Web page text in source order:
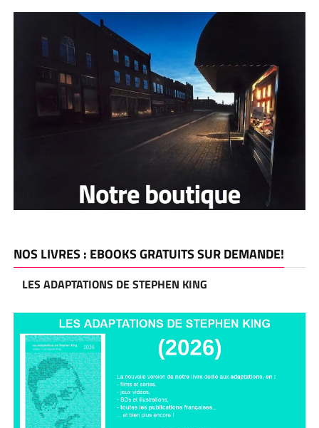
NOS LIVRES : EBOOKS GRATUITS SUR DEMANDE!
LES ADAPTATIONS DE STEPHEN KING